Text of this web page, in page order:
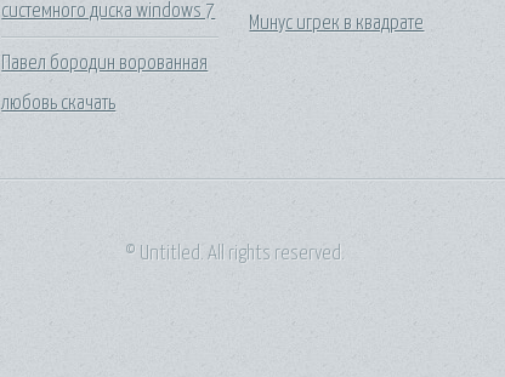
системного диска windows 7
Павел бородин ворованная
любовь скачать
Минус игрек в квадрате
© Untitled. All rights reserved.